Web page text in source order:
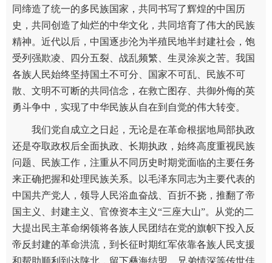
同缔造了统一的多民族国家，共同书写了辉煌的中国历
史，共同创造了灿烂的中华文化，共同培育了伟大的民族
精神。近代以后，中国逐步沦为半殖民地半封建社会，饱
受列强欺凌、四分五裂、战乱频繁、生灵涂炭之苦。我国
各族人民始终坚持国土不可分、国家不可乱、民族不可
散、文明不可断的共同信念，在救亡图存、共御外侮的英
勇斗争中，实现了中华民族从自在到自觉的伟大转变。
我们党自成立之日起，无论是在革命根据地局部执政
还是夺取政权后全面执政、长期执政，始终高度重视民族
问题、民族工作，注重从不同历史时期党面临的主要任务
来正确把握和处理民族关系。以毛泽东同志为主要代表的
中国共产党人，领导人民浴血奋战、百折不挠，推翻了帝
国主义、封建主义、官僚资本主义“三座大山”。从党的二
大提出民主革命纲领将各族人民团结在党的旗帜下投入反
帝反封建的革命洪流，到长征时期红军依靠各族人民支援
和帮助顺利到达陕北，留下彝海结盟、兄弟情深等传世佳